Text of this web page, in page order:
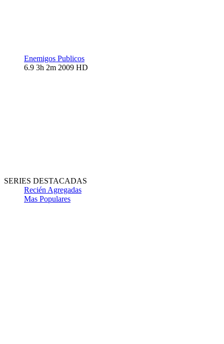
Enemigos Publicos
6.9 3h 2m 2009 HD
SERIES DESTACADAS
Recién Agregadas
Mas Populares